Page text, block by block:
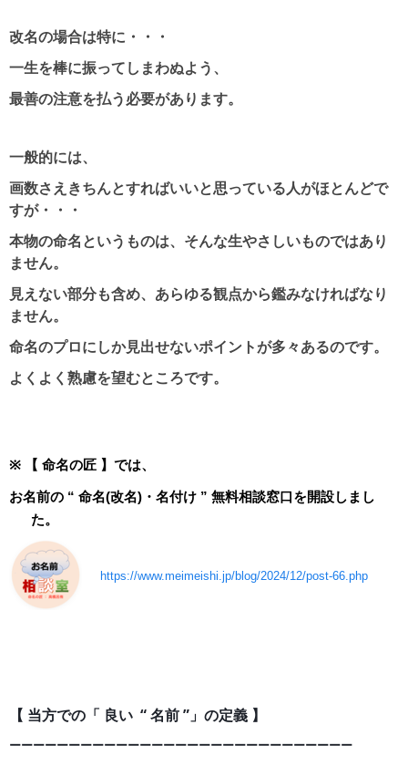
改名の場合は特に・・・
一生を棒に振ってしまわぬよう、
最善の注意を払う必要があります。
一般的には、
画数さえきちんとすればいいと思っている人がほとんどで
すが・・・
本物の命名というものは、そんな生やさしいものではあり
ません。
見えない部分も含め、あらゆる観点から鑑みなければなり
ません。
命名のプロにしか見出せないポイントが多々あるのです。
よくよく熟慮を望むところです。
※ 【 命名の匠 】では、
お名前の “ 命名(改名)・名付け ” 無料相談窓口を開設しまし
た。
https://www.meimeishi.jp/blog/2024/12/post-66.php
【 当方での「 良い “ 名前 ”」の定義 】
ーーーーーーーーーーーーーーーーーーーーーーーーーーーーー